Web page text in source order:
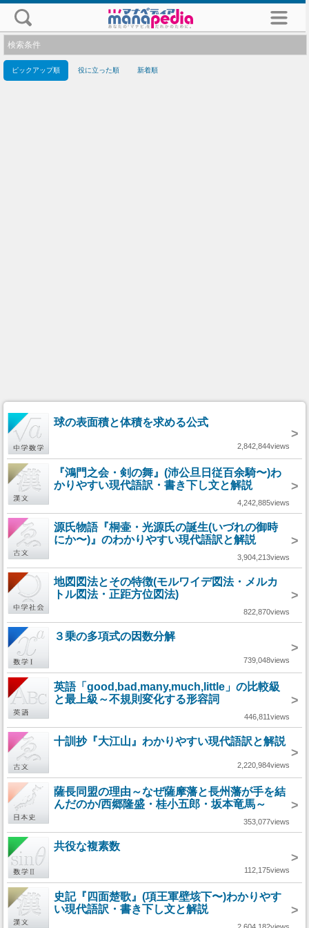
検索条件
ピックアップ順 役に立った順 新着順
球の表面積と体積を求める公式
>
2,842,844views
『鴻門之会・剣の舞』(沛公旦日従百余騎〜)わ
かりやすい現代語訳・書き下し文と解説
>
4,242,885views
源氏物語『桐壷・光源氏の誕生(いづれの御時
にか〜)』のわかりやすい現代語訳と解説
>
3,904,213views
地図図法とその特徴(モルワイデ図法・メルカ
トル図法・正距方位図法)
>
822,870views
３乗の多項式の因数分解
>
739,048views
英語「good,bad,many,much,little」の比較級
と最上級～不規則変化する形容詞
>
446,811views
十訓抄『大江山』わかりやすい現代語訳と解説
>
2,220,984views
薩長同盟の理由～なぜ薩摩藩と長州藩が手を結
んだのか/西郷隆盛・桂小五郎・坂本竜馬～
>
353,077views
共役な複素数
>
112,175views
史記『四面楚歌』(項王軍壁垓下〜)わかりやす
い現代語訳・書き下し文と解説
>